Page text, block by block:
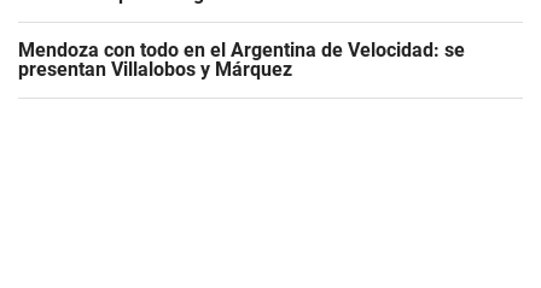
Mendoza con todo en el Argentina de Velocidad: se
presentan Villalobos y Márquez